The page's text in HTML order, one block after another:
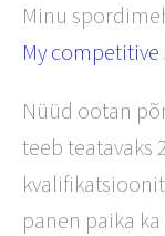
Minu
My
Nüüd ootan
teeb teatavaks
panen paika